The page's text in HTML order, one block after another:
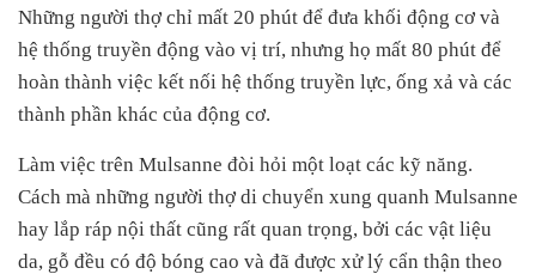
Những người thợ chỉ mất 20 phút để đưa khối động cơ và
hệ thống truyền động vào vị trí, nhưng họ mất 80 phút để
hoàn thành việc kết nối hệ thống truyền lực, ống xả và các
thành phần khác của động cơ.
Làm việc trên Mulsanne đòi hỏi một loạt các kỹ năng.
Cách mà những người thợ di chuyển xung quanh Mulsanne
hay lắp ráp nội thất cũng rất quan trọng, bởi các vật liệu
da, gỗ đều có độ bóng cao và đã được xử lý cẩn thận theo